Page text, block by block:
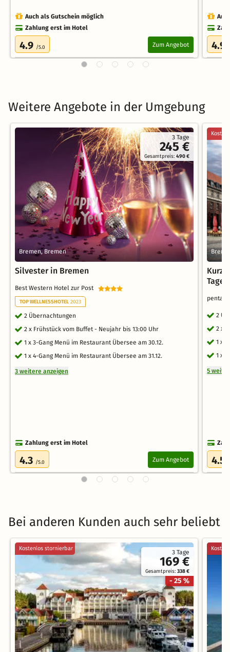
Auch als Gutschein möglich
Zahlung erst im Hotel
4.9 /5.0 Zum Angebot 4.9
Weitere Angebote in der Umgebung
3 Tage
245 €
Gesamtpreis:490 €
Bremen, Bremen
Silvester in Bremen
Best Western Hotel zur Post
TOP WELLNESSHOTEL 2023
2 Übernachtungen
2 x Frühstück vom Buffet - Neujahr bis 13:00 Uhr
1 x 3-Gang Menü im Restaurant Übersee am 30.12.
1 x 4-Gang Menü im Restaurant Übersee am 31.12.
3 weitere anzeigen
Zahlung erst im Hotel
4.3 /5.0 Zum Angebot
Tage
2
2 x
1 x
1 x
5
4.5
Bei anderen Kunden auch sehr beliebt
3 Tage
169 €
Gesamtpreis:338 €
- 25 %
Kostenlos stornierbar